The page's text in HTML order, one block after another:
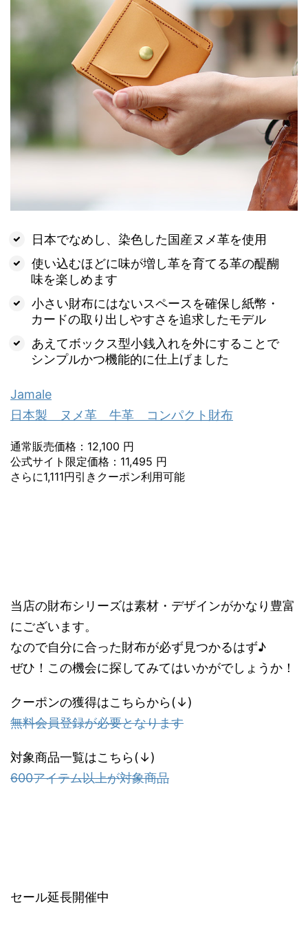
日本でなめし、染色した国産ヌメ革を使用
使い込むほどに味が増し革を育てる革の醍醐
味を楽しめます
小さい財布にはないスペースを確保し紙幣・
カードの取り出しやすさを追求したモデル
あえてボックス型小銭入れを外にすることで
シンプルかつ機能的に仕上げました
Jamale
日本製 ヌメ革 牛革 コンパクト財布
通常販売価格：12,100 円
公式サイト限定価格：11,495 円
さらに1,111円引きクーポン利用可能
当店の財布シリーズは素材・デザインがかなり豊富
にございます。
なので自分に合った財布が必ず見つかるはず♪
ぜひ！この機会に探してみてはいかがでしょうか！
クーポンの獲得はこちらから(↓)
無料会員登録が必要となります
対象商品一覧はこちら(↓)
600アイテム以上が対象商品
セール延長開催中